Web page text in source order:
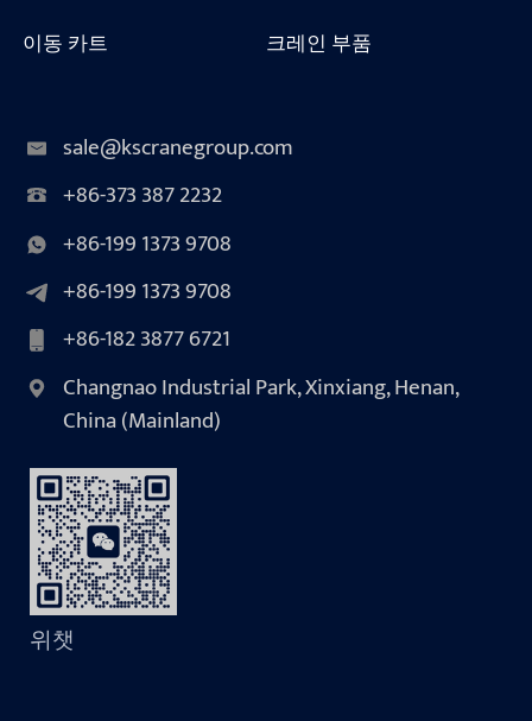
이동 카트
크레인 부품
sale@kscranegroup.com
+86-373 387 2232
+86-199 1373 9708
+86-199 1373 9708
+86-182 3877 6721
Changnao Industrial Park, Xinxiang, Henan,
China (Mainland)
위챗